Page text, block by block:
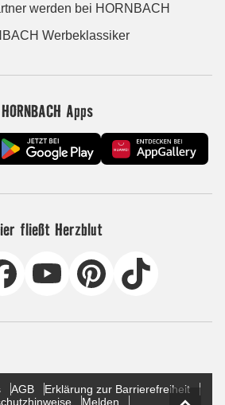
werden bei HORNBACH
Werbeklassiker
HORNBACH Apps
fließt Herzblut
AGB
Erklärung zur Barrierefreiheit
Melden